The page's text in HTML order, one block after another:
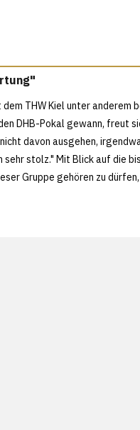
THW Kiel unter anderem
DHB-Pokal gewann, freut
davon ausgehen,
stolz." Mit Blick auf die
Gruppe gehören zu